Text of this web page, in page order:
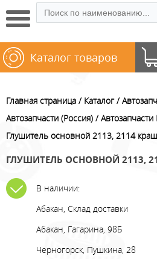
Каталог товаров
Главная страница Каталог
Автозапчасти (Россия)
Глушитель основной 2113, 2114
ГЛУШИТЕЛЬ ОСНОВНОЙ 2113,
В наличии:
Абакан, Склад доставки
Абакан, Гагарина, 98Б
Черногорск, Пушкина, 28